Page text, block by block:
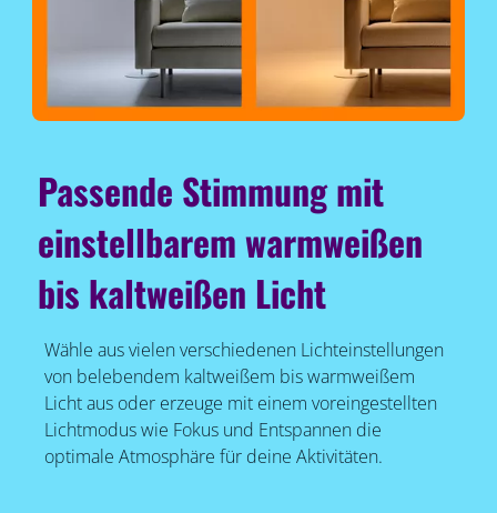
Passende Stimmung mit
einstellbarem warmweißen
bis kaltweißen Licht
Wähle aus vielen verschiedenen Lichteinstellungen
von belebendem kaltweißem bis warmweißem
Licht aus oder erzeuge mit einem voreingestellten
Lichtmodus wie Fokus und Entspannen die
optimale Atmosphäre für deine Aktivitäten.